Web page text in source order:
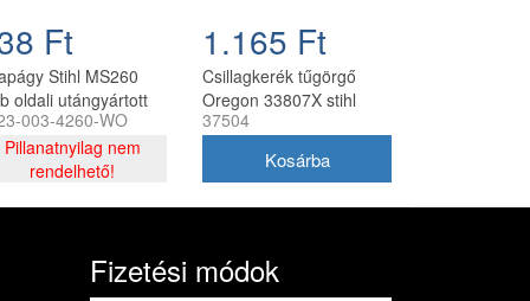
Ft
Stihl MS260
oldali utángyártott
003-4260-WO
Pillanatnyilag nem
rendelhető!
1.165 Ft
Csillagkerék tűgörgő
Oregon 33807X stihl
044, 046, ms361, 362
37504
Fizetési módok